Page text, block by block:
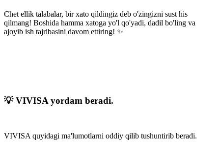
Chet ellik talabalar, bir xato qildingiz deb o'zingizni sust his
qilmang! Boshida hamma xatoga yo'l qo'yadi, dadil bo'ling va
ajoyib ish tajribasini davom ettiring! ✨
💡 VIVISA yordam beradi.
VIVISA quyidagi ma'lumotlarni oddiy qilib tushuntirib beradi.